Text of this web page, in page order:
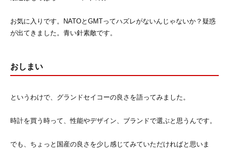
お気に入りです。NATOとGMTってハズレがないんじゃないか？疑惑
が出てきました。青い針素敵です。
おしまい
というわけで、グランドセイコーの良さを語ってみました。
時計を買う時って、性能やデザイン、ブランドで選ぶと思うんです。
でも、ちょっと国産の良さを少し感じてみていただければと思いま